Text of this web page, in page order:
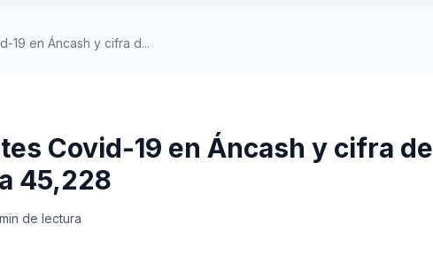
19 en Áncash y cifra d...
Covid-19 en Áncash y cifra de
45,228
de lectura